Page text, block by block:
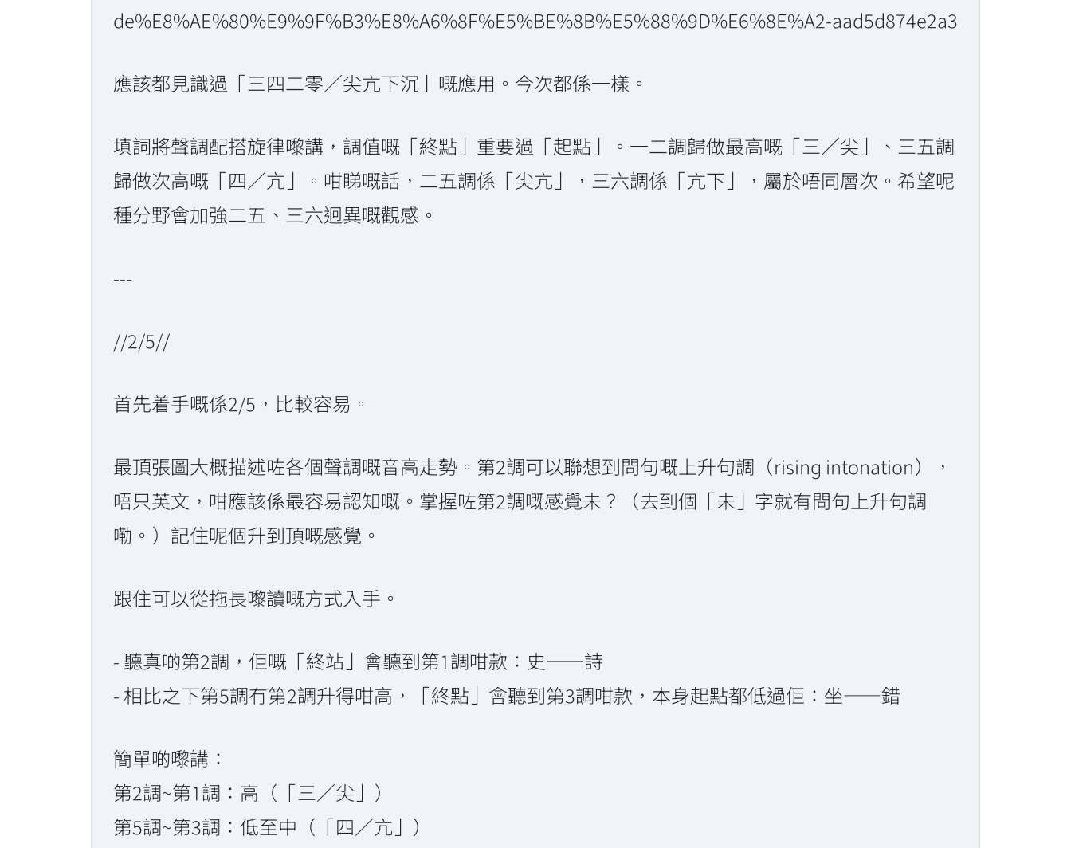
de%E8%AE%80%E9%9F%B3%E8%A6%8F%E5%BE%8B%E5%88%9D%E6%8E%A2-aad5d874e2a3
應該都見識過「三四二零／尖亢下沉」嘅應用。今次都係一樣。
填詞將聲調配搭旋律嚟講，調值嘅「終點」重要過「起點」。一二調歸做最高嘅「三／尖」、三五調
歸做次高嘅「四／亢」。咁睇嘅話，二五調係「尖亢」，三六調係「亢下」，屬於唔同層次。希望呢
種分野會加強二五、三六迥異嘅觀感。
---
//2/5//
首先着手嘅係2/5，比較容易。
最頂張圖大概描述咗各個聲調嘅音高走勢。第2調可以聯想到問句嘅上升句調（rising intonation），
唔只英文，咁應該係最容易認知嘅。掌握咗第2調嘅感覺未？（去到個「未」字就有問句上升句調
嘞。）記住呢個升到頂嘅感覺。
跟住可以從拖長嚟讀嘅方式入手。
- 聽真啲第2調，佢嘅「終站」會聽到第1調咁款：史——詩
- 相比之下第5調冇第2調升得咁高，「終點」會聽到第3調咁款，本身起點都低過佢：坐——錯
簡單啲嚟講：
第2調~第1調：高（「三／尖」）
第5調~第3調：低至中（「四／亢」）